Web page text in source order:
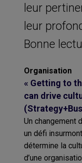
leur
leur
Bonne
Organisation
« Getting to
can drive
Un changement
un défi
détermine la
d’une